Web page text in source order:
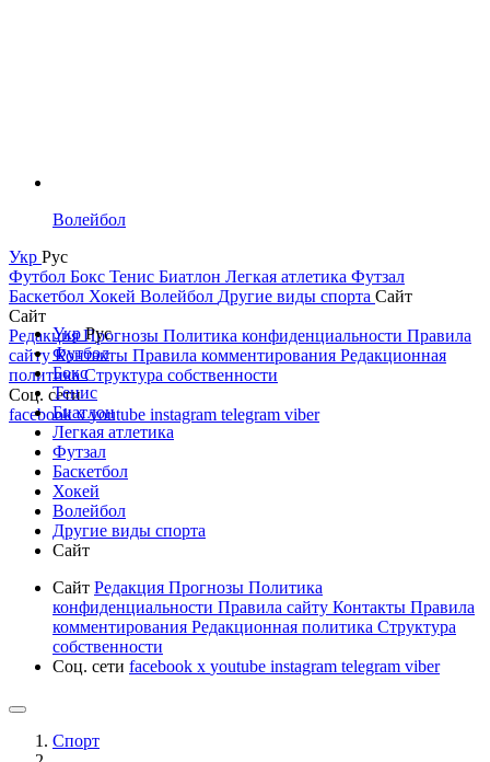
Волейбол
Укр Рус
Футбол Бокс Тенис Биатлон Легкая атлетика Футзал
Баскетбол Хокей Волейбол Другие виды спорта Сайт
Сайт
РедакцияПрогнозы Политика конфиденциальности Правила
сайтуКонтакты Правила комментирования Редакционная
политикаСтруктура собственности
Соц. сети
facebookxyoutube instagram telegram viber
УкрРус
Футбол
Бокс
Тенис
Биатлон
Легкая атлетика
Футзал
Баскетбол
Хокей
Волейбол
Другие виды спорта
Сайт
Сайт Редакция Прогнозы Политика
конфиденциальности Правила сайту Контакты Правила
комментирования Редакционная политика Структура
собственности
Соц. сети facebook x youtube instagram telegram viber
Спорт